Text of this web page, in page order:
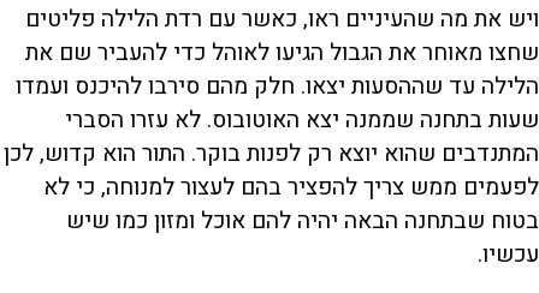
ויש את מה שהעיניים ראו, כאשר עם רדת הלילה פליטים
שחצו מאוחר את הגבול הגיעו לאוהל כדי להעביר שם את
הלילה עד שההסעות יצאו. חלק מהם סירבו להיכנס ועמדו
שעות בתחנה שממנה יצא האוטובוס. לא עזרו הסברי
המתנדבים שהוא יוצא רק לפנות בוקר. התור הוא קדוש, לכן
לפעמים ממש צריך להפציר בהם לעצור למנוחה, כי לא
בטוח שבתחנה הבאה יהיה להם אוכל ומזון כמו שיש
עכשיו.